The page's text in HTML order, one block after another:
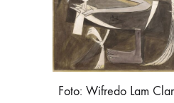
Foto: Wifredo Lam